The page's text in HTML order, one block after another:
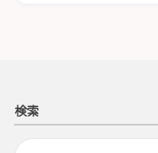
検索